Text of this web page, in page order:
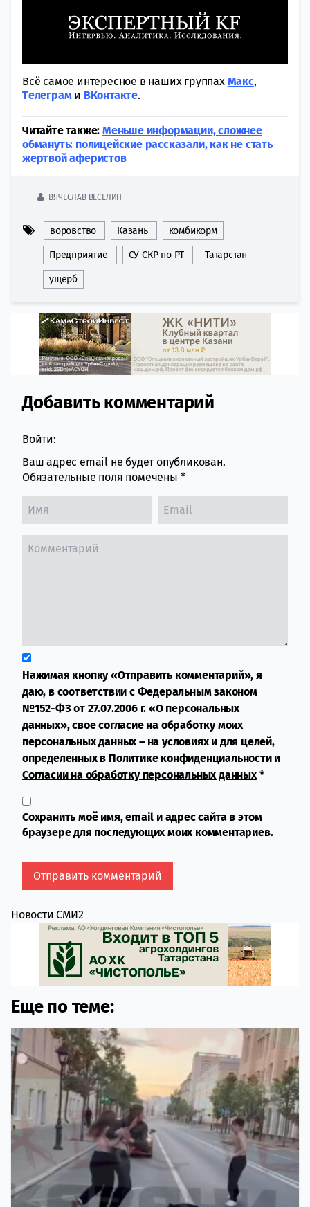
Всё самое интересное в наших группах Макс,
Tелеграми ВКонтакте.
Читайте также: Меньше информации, сложнее
обмануть: полицейские рассказали, как не стать
жертвой аферистов
ВЯЧЕСЛАВ ВЕСЕЛИН
воровство Казань комбикорм
Предприятие СУ СКР по РТ Татарстан
ущерб
Comment section
Добавить комментарий
Войти:
Ваш адрес email не будет опубликован.
Обязательные поля помечены *
Нажимая кнопку «Отправить комментарий», я
даю, в соответствии с Федеральным законом
№152-ФЗ от 27.07.2006 г. «О персональных
данных», свое согласие на обработку моих
персональных данных – на условиях и для целей,
определенных в Политике конфиденциальностии
Согласии на обработку персональных данных*
Сохранить моё имя, email и адрес сайта в этом
браузере для последующих моих комментариев.
Новости СМИ2
Еще по теме: